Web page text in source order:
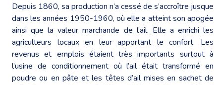
Depuis 1860, sa production n’a cessé de s’accroître jusque
dans les années 1950-1960, où elle a atteint son apogée
ainsi que la valeur marchande de l’ail. Elle a enrichi les
agriculteurs locaux en leur apportant le confort. Les
revenus et emplois étaient très importants surtout à
l’usine de conditionnement où l’ail était transformé en
poudre ou en pâte et les têtes d’ail mises en sachet de